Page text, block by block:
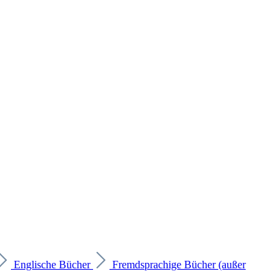
Englische Bücher
Fremdsprachige Bücher (außer